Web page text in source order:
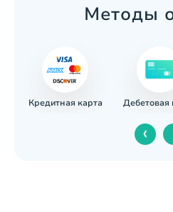
Методы
Кредитная карта Дебетовая
‹